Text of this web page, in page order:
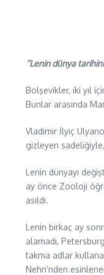
‘’Lenin dünya
Bolşevikler, iki yıl
Bunlar arasında
Vladimir İlyiç
gizleyen
Lenin dünyayı
ay önce Zooloji
asıldı.
Lenin birkaç ay
alamadı,
takma adlar
Nehri’nden